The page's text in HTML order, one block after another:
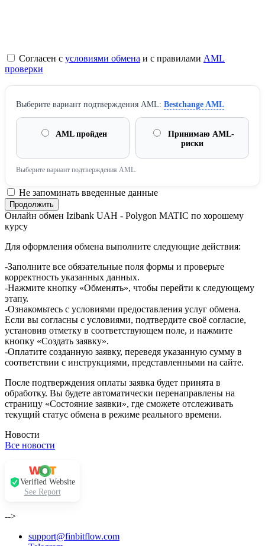
Согласен с условиями обмена и с правилами AML
проверки
Выберите вариант подтверждения AML: Bestchange AML
AML пройден
Принимаю AML-
риски
Выберите вариант подтверждения AML.
Не запоминать введенные данные
Онлайн обмен Izibank UAH - Polygon MATIC по хорошему
курсу
Для оформления обмена выполните следующие действия:
-Заполните все обязательные поля формы и проверьте
корректность указанных данных.
-Нажмите кнопку «Обменять», чтобы перейти к следующему
этапу.
-Ознакомьтесь с условиями предоставления услуг обмена.
Если вы согласны с условиями, подтвердите своё согласие,
установив отметку в соответствующем поле, и нажмите
кнопку «Создать заявку».
-Оплатите созданную заявку, переведя указанную сумму в
соответствии с инструкциями, представленными на сайте.
После подтверждения оплаты заявка будет принята в
обработку. Вы будете автоматически перенаправлены на
страницу «Состояние заявки», где сможете отслеживать
текущий статус обмена в режиме реального времени.
Новости
Все новости
Verified Website
See Report
-->
support@finbitflow.com